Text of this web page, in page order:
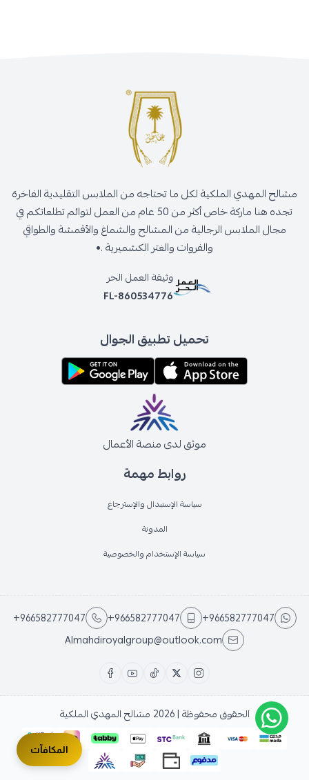
روابط مهمة
سياسة الإستبدال والإسترجاع
المدونة
سياسة الإستخدام والخصوصية
مشالح المهدي الملكية لكل ما تحتاجه من الملابس التقليدية الفاخرة
تجده هنا ماركة خاص أكثر من 50 عام من العمل لتوائم تطلعاتكم في
مجال الملابس الرجالية من المشالح والشماغ والأقمشة والطواقي
والفروات والغتر الكشميرية .•
وثيقة العمل الحر
FL-860534776
تحميل تطبيق الجوال
موثق لدى منصة الأعمال
+966582777047
+966582777047
+966582777047
Almahdiroyalgroup@outlook.com
الحقوق محفوظة | 2026 مشالح المهدي الملكية
المكافآت